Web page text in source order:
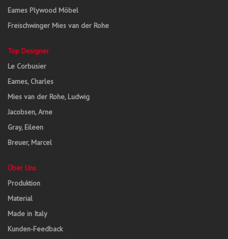
Eames Plywood Möbel
Freischwinger Mies van der Rohe
Top Designer
Le Corbusier
Eames, Charles
Mies van der Rohe, Ludwig
Jacobsen, Arne
Gray, Eileen
Breuer, Marcel
Über Uns
Produktion
Material
Made in Italy
Kunden-Feedback